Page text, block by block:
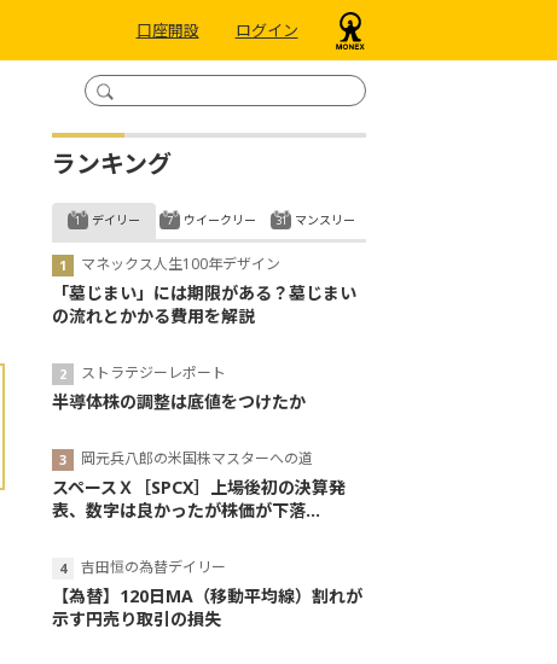
口座開設 ログイン
ランキング
デイリー
マネックス人生100年デザイン
「墓じまい」には期限がある？墓じまい
の流れとかかる費用を解説
ストラテジーレポート
半導体株の調整は底値をつけたか
岡元兵八郎の米国株マスターへの道
スペースＸ［SPCX］上場後初の決算発
表、数字は良かったが株価が下落...
吉田恒の為替デイリー
【為替】120日MA（移動平均線）割れが
示す円売り取引の損失
ウイークリー マンスリー